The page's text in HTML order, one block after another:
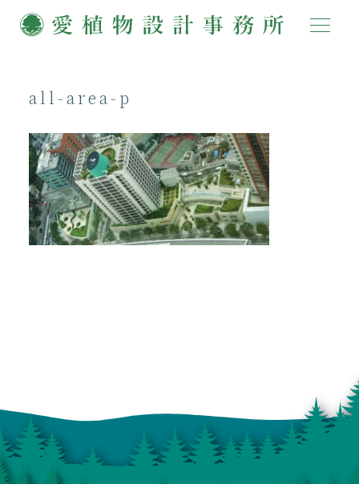
all-area-p